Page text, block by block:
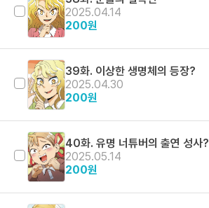
2025.04.14
200원
39화. 이상한 생명체의 등장?
2025.04.30
200원
40화. 유명 너튜버의 출연 성사?
2025.05.14
200원